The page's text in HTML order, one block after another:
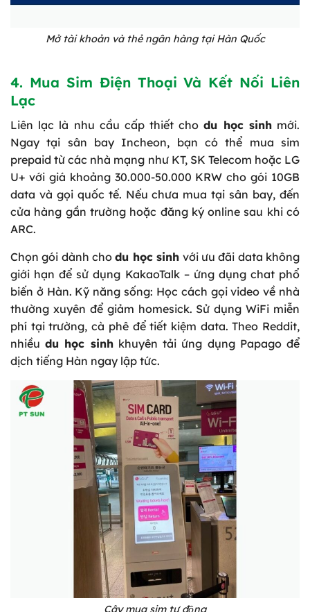
Mở tài khoản và thẻ ngân hàng tại Hàn Quốc
4. Mua Sim Điện Thoại Và Kết Nối Liên
Lạc
Liên lạc là nhu cầu cấp thiết chodu học sinhmới.
Ngay tại sân bay Incheon, bạn có thể mua sim
prepaid từ các nhà mạng như KT, SK Telecom hoặc LG
U+ với giá khoảng 30.000-50.000 KRW cho gói 10GB
data và gọi quốc tế. Nếu chưa mua tại sân bay, đến
cửa hàng gần trường hoặc đăng ký online sau khi có
ARC.
Chọn gói dành chodu học sinh với ưu đãi data không
giới hạn để sử dụng KakaoTalk – ứng dụng chat phổ
biến ở Hàn. Kỹ năng sống: Học cách gọi video về nhà
thường xuyên để giảm homesick. Sử dụng WiFi miễn
phí tại trường, cà phê để tiết kiệm data. Theo Reddit,
nhiềudu học sinhkhuyên tải ứng dụng Papago để
dịch tiếng Hàn ngay lập tức.
Cây mua sim tự động